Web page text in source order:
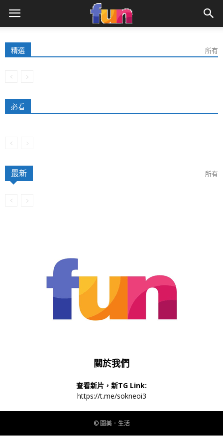
精選 所有
必看
最新 所有
關於我們
查看新片，新TG Link:
https://t.me/sokneoi3
© 圓美．生活